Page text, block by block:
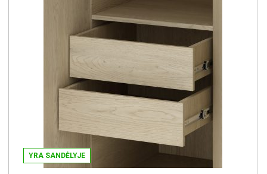
YRA SANDĖLYJE